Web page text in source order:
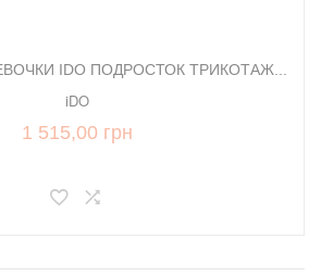
IDO ПОДРОСТОК ТРИКОТАЖ...
iDO
1 515,00 грн